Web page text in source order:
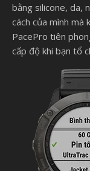
bằng silicone, da,
cách của mình mà
PacePro tiên
cấp độ khi bạn tổ